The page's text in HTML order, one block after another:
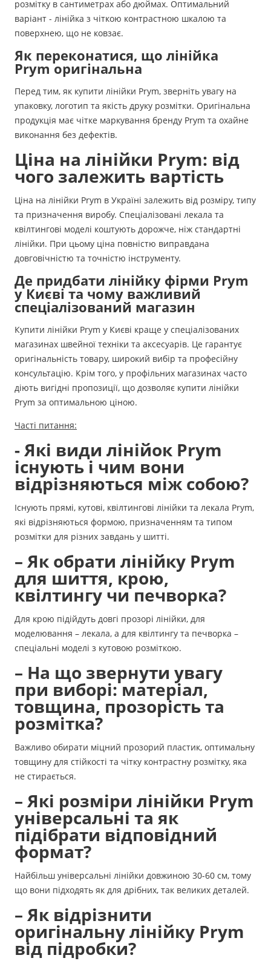
розмітку в сантиметрах або дюймах. Оптимальний
варіант - лінійка з чіткою контрастною шкалою та
поверхнею, що не ковзає.
Як переконатися, що лінійка
Prym оригінальна
Перед тим, як купити лінійки Prym, зверніть увагу на
упаковку, логотип та якість друку розмітки. Оригінальна
продукція має чітке маркування бренду Prym та охайне
виконання без дефектів.
Ціна на лінійки Prym: від
чого залежить вартість
Ціна на лінійки Prym в Україні залежить від розміру, типу
та призначення виробу. Спеціалізовані лекала та
квілтингові моделі коштують дорожче, ніж стандартні
лінійки. При цьому ціна повністю виправдана
довговічністю та точністю інструменту.
Де придбати лінійку фірми Prym
у Києві та чому важливий
спеціалізований магазин
Купити лінійки Prym у Києві краще у спеціалізованих
магазинах швейної техніки та аксесуарів. Це гарантує
оригінальність товару, широкий вибір та професійну
консультацію. Крім того, у профільних магазинах часто
діють вигідні пропозиції, що дозволяє купити лінійки
Prym за оптимальною ціною.
Часті питання:
- Які види лінійок Prym
існують і чим вони
відрізняються між собою?
Існують прямі, кутові, квілтингові лінійки та лекала Prym,
які відрізняються формою, призначенням та типом
розмітки для різних завдань у шитті.
– Як обрати лінійку Prym
для шиття, крою,
квілтингу чи печворка?
Для крою підійдуть довгі прозорі лінійки, для
моделювання – лекала, а для квілтингу та печворка –
спеціальні моделі з кутовою розміткою.
– На що звернути увагу
при виборі: матеріал,
товщина, прозорість та
розмітка?
Важливо обирати міцний прозорий пластик, оптимальну
товщину для стійкості та чітку контрастну розмітку, яка
не стирається.
– Які розміри лінійки Prym
універсальні та як
підібрати відповідний
формат?
Найбільш універсальні лінійки довжиною 30-60 см, тому
що вони підходять як для дрібних, так великих деталей.
– Як відрізнити
оригінальну лінійку Prym
від підробки?